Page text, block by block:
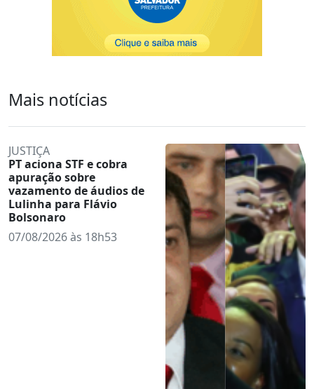
Mais notícias
JUSTIÇA
PT aciona STF e cobra
apuração sobre
vazamento de áudios de
Lulinha para Flávio
Bolsonaro
07/08/2026 às 18h53